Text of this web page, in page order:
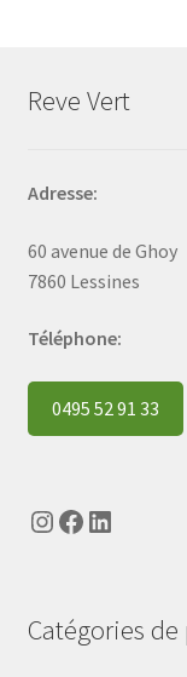
Reve Vert
Adresse:
60 avenue de Ghoy
7860 Lessines
Téléphone:
0495 52 91 33
Instagram
Facebook
LinkedIn
Catégories